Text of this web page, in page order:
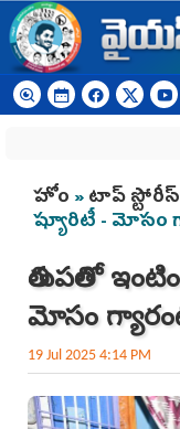
Skip to main content
You are here
హోం »టాప్ స్టోరీస్
ష్యూరిటీ - మోసం
తిరుప‌తిలో
మోసం
19 Jul 2025 4:14 PM